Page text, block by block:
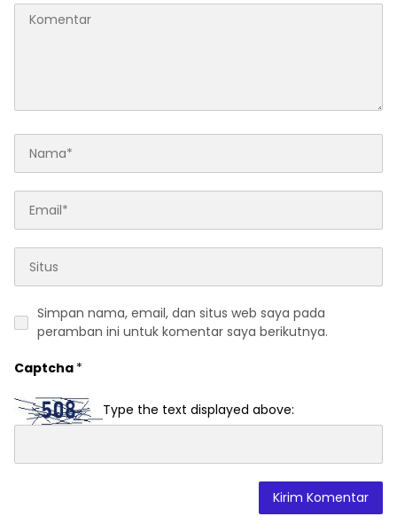
Simpan nama, email, dan situs web saya pada
peramban ini untuk komentar saya berikutnya.
Captcha *
Type the text displayed above: